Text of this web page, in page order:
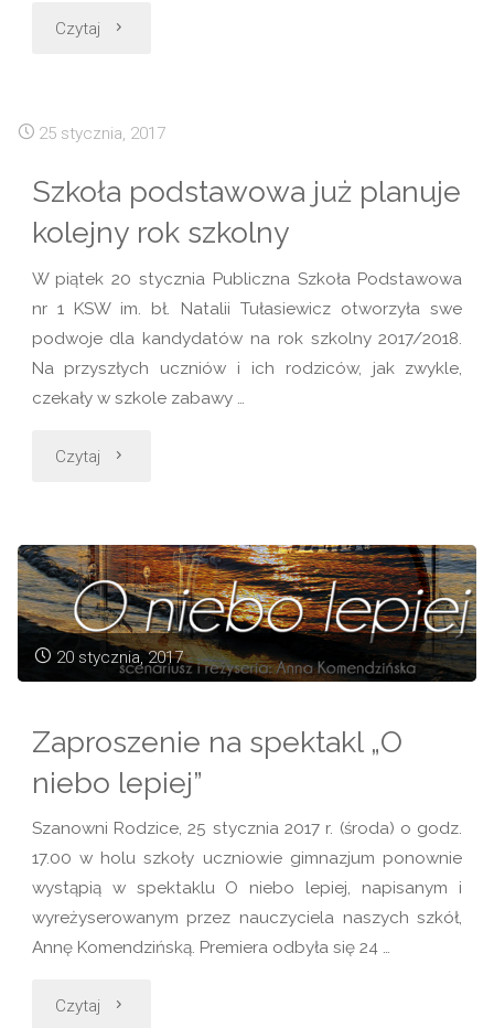
Czytaj "Dominik
finalistą
Konkursu
Języka
25 stycznia, 2017
Szkoła podstawowa już planuje
kolejny rok szkolny
W piątek 20 stycznia Publiczna Szkoła Podstawowa
nr 1 KSW im. bł. Natalii Tułasiewicz otworzyła swe
podwoje dla kandydatów na rok szkolny 2017/2018.
Na przyszłych uczniów i ich rodziców, jak zwykle,
czekały w szkole zabawy …
Czytaj "Szkoła
już
planuje
kolejny
szkolny"
20 stycznia, 2017
Zaproszenie na spektakl „O
niebo lepiej”
Szanowni Rodzice, 25 stycznia 2017 r. (środa) o godz.
17.00 w holu szkoły uczniowie gimnazjum ponownie
wystąpią w spektaklu O niebo lepiej, napisanym i
wyreżyserowanym przez nauczyciela naszych szkół,
Annę Komendzińską. Premiera odbyła się 24 …
Czytaj "Zaproszenie